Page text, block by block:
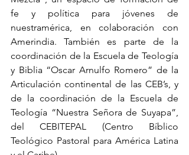
fe y política para jóvenes de
nuestramérica, en colaboración con
Amerindia. También es parte de la
coordinación de la Escuela de Teología
y Biblia “Oscar Arnulfo Romero” de la
Articulación continental de las CEB’s, y
de la coordinación de la Escuela de
Teología “Nuestra Señora de Suyapa”,
del CEBITEPAL (Centro Bíblico
Teológico Pastoral para América Latina